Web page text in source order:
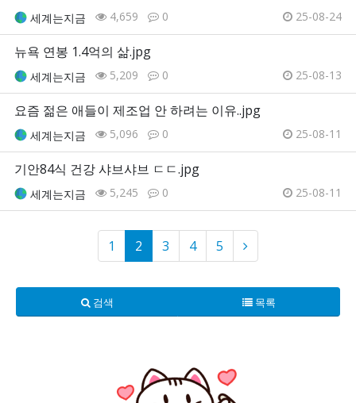
세계는지금 4,659 0 25-08-24
뉴욕 연봉 1.4억의 삶.jpg
세계는지금 5,209 0 25-08-13
요즘 젊은 애들이 제조업 안 하려는 이유..jpg
세계는지금 5,096 0 25-08-11
기안84식 건강 샤브샤브 ㄷㄷ.jpg
세계는지금 5,245 0 25-08-11
1 2 3 4 5
검색 목록